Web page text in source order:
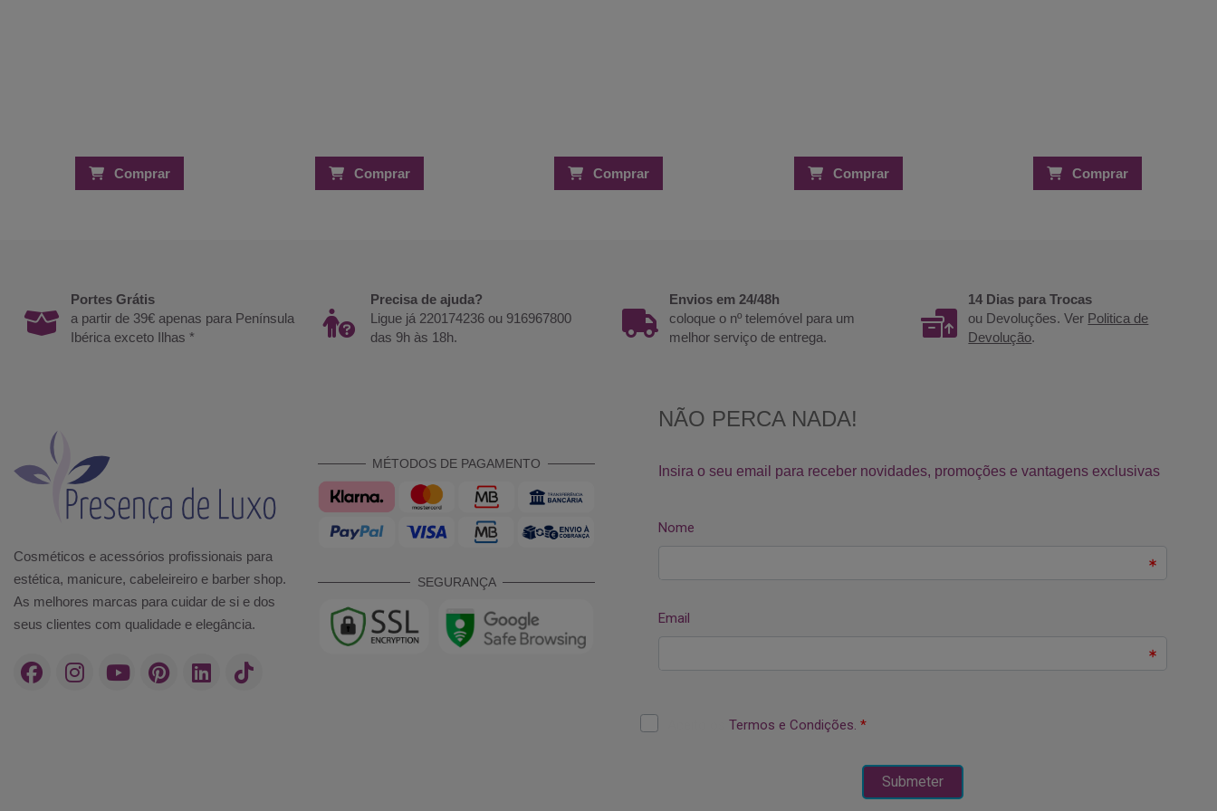
Comprar Comprar Comprar Comprar Comprar
Portes Grátis
a partir de 39€ apenas para Península
Ibérica exceto Ilhas *
Precisa de ajuda?
Ligue já 220174236 ou 916967800
das 9h às 18h.
Envios em 24/48h
coloque o nº telemóvel para um
melhor serviço de entrega.
14 Dias para Trocas
ou Devoluções. Ver Politica de
Devolução.
Cosméticos e acessórios profissionais para
estética, manicure, cabeleireiro e barber shop.
As melhores marcas para cuidar de si e dos
seus clientes com qualidade e elegância.
MÉTODOS DE PAGAMENTO
SEGURANÇA